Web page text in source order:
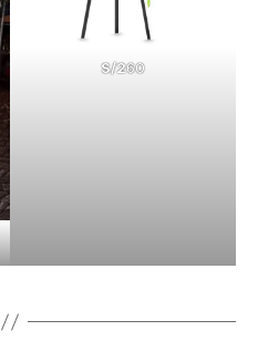
S/260